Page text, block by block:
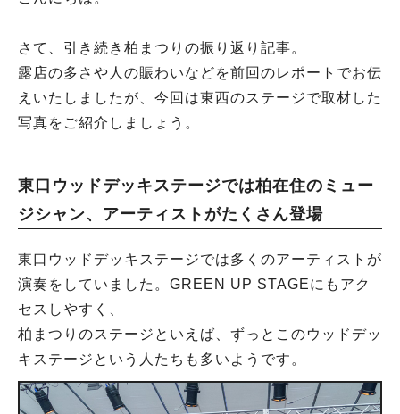
さて、引き続き柏まつりの振り返り記事。
露店の多さや人の賑わいなどを前回のレポートでお伝
えいたしましたが、今回は東西のステージで取材した
写真をご紹介しましょう。
東口ウッドデッキステージでは柏在住のミュー
ジシャン、アーティストがたくさん登場
東口ウッドデッキステージでは多くのアーティストが
演奏をしていました。GREEN UP STAGEにもアク
セスしやすく、
柏まつりのステージといえば、ずっとこのウッドデッ
キステージという人たちも多いようです。